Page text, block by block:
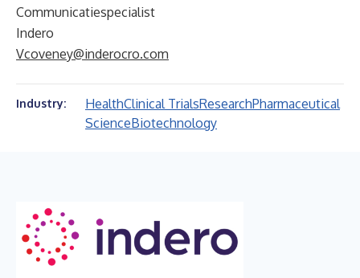
Communicatiespecialist
Indero
Vcoveney@inderocro.com
Industry: HealthClinical TrialsResearchPharmaceutical
ScienceBiotechnology